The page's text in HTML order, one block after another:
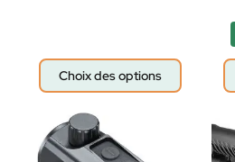
Choix des options